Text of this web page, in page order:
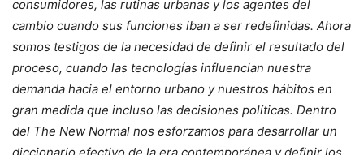
consumidores, las rutinas urbanas y los agentes del
cambio cuando sus funciones iban a ser redefinidas. Ahora
somos testigos de la necesidad de definir el resultado del
proceso, cuando las tecnologías influencian nuestra
demanda hacia el entorno urbano y nuestros hábitos en
gran medida que incluso las decisiones políticas. Dentro
del The New Normal nos esforzamos para desarrollar un
diccionario efectivo de la era contemporánea y definir los